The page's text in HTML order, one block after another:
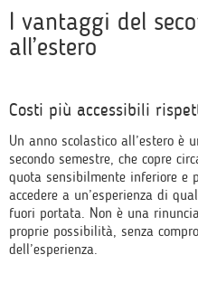
I vantaggi del
all’estero
Costi più accessibili
Un anno scolastico all’estero è
secondo semestre, che copre
quota sensibilmente inferiore e
accedere a un’esperienza di
fuori portata. Non è una
proprie possibilità, senza
dell’esperienza.